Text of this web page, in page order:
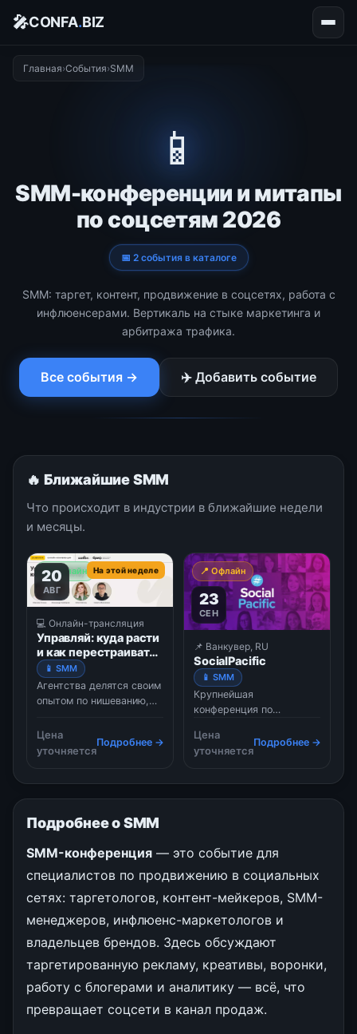
🎤CONFA.BIZ
Главная›События›SMM
📱
SMM-конференции и митапы
по соцсетям 2026
📅 2 события в каталоге
SMM: таргет, контент, продвижение в соцсетях, работа с
инфлюенсерами. Вертикаль на стыке маркетинга и
арбитража трафика.
Все события → ✈️ Добавить событие
🔥 Ближайшие SMM
Что происходит в индустрии в ближайшие недели
и месяцы.
💻 Онлайн На этой неделе
20
АВГ
💻 Онлайн-трансляция
Управляй: куда расти
и как перестраивать
команду агентству
📱 SMM
Агентства делятся своим
опытом по нишеванию,
многому другому. В
программе «Пока вы для
продажи Почему в 2026
обязательны
Цена
уточняется
Подробнее →
📍 Офлайн
23
СЕН
📌 Ванкувер, RU
SocialPacific
📱 SMM
Крупнейшая
конференция по
на западном побережье
Канады SocialPacific
сентября 2026 года в
Ванкувере.
событие собирает более
500 профессионалов
сферы маркетинга,
контент-стр
Цена
уточняется
Подробнее →
Подробнее о SMM
SMM-конференция — это событие для
специалистов по продвижению в социальных
сетях: таргетологов, контент-мейкеров, SMM-
менеджеров, инфлюенс-маркетологов и
владельцев брендов. Здесь обсуждают
таргетированную рекламу, креативы, воронки,
работу с блогерами и аналитику — всё, что
превращает соцсети в канал продаж.